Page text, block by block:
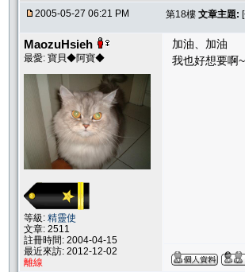
2005-05-27 06:21 PM 第18樓 文章主題:
MaozuHsieh
最愛: 寶貝◆阿寶◆
等級: 精靈使
文章: 2511
註冊時間: 2004-04-15
最近來訪: 2012-12-02
離線
加油、加油
我也好想要啊